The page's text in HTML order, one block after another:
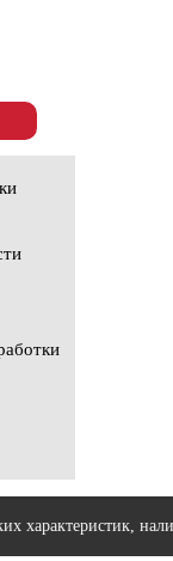
характеристик,